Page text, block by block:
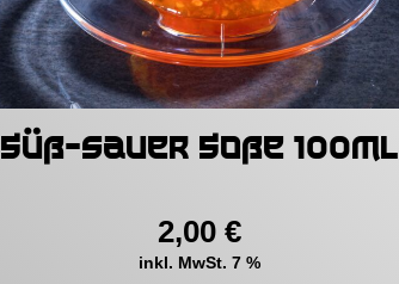
Süß-sauer Soße 100ml
2,00 €
inkl. MwSt. 7 %